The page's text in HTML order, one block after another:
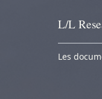
Skip to
L/L
Les